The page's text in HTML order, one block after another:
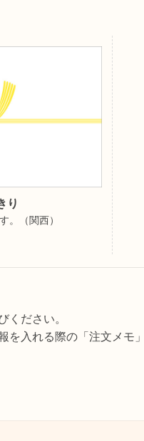
り
。（関西）
ください。
入れる際の「注文メモ